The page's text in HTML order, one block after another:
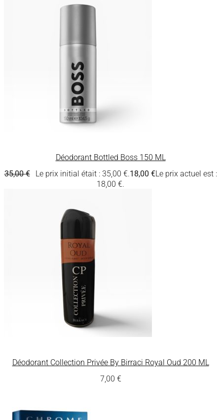
Déodorant Bottled Boss 150 ML
35,00€ Le prix initial était : 35,00 €.18,00 €Le prix actuel est :
18,00 €.
Déodorant Collection Privée By Birraci Royal Oud 200 ML
7,00 €